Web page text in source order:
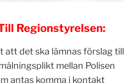
Regionstyrelsen:
att det ska lämnas förslag till
mellan Polisen
antas komma i kontakt